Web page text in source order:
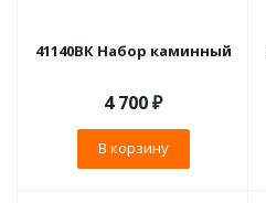
41140ВК Набор каминный
4 700₽
В корзину